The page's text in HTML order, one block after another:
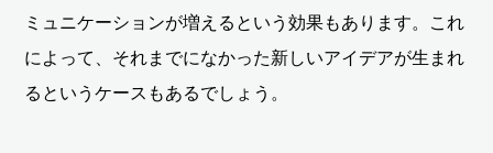
ミュニケーションが増えるという効果もあります。これ
によって、それまでになかった新しいアイデアが生まれ
るというケースもあるでしょう。